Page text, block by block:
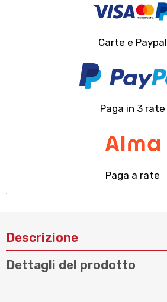
Carte e Paypal
Paga in 3 rate
Paga a rate
Descrizione
Dettagli del prodotto